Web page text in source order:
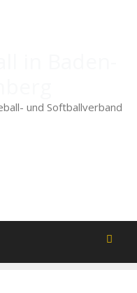
und Softballverband